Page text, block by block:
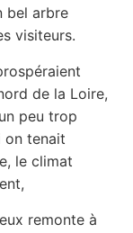
bel arbre
visiteurs.
de la Loire,
peu trop
on tenait
le climat
remonte à